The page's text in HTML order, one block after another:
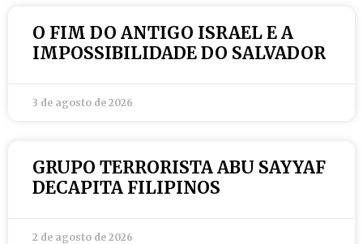
O FIM DO ANTIGO ISRAEL E A
IMPOSSIBILIDADE DO SALVADOR
3 de agosto de 2026
GRUPO TERRORISTA ABU SAYYAF
DECAPITA FILIPINOS
2 de agosto de 2026